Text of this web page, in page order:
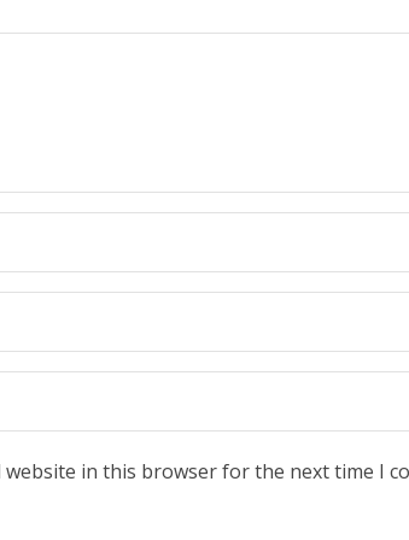
website in this browser for the next time I